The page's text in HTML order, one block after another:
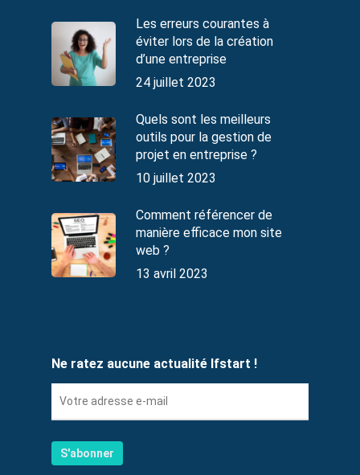
Les erreurs courantes à
éviter lors de la création
d’une entreprise
24 juillet 2023
Quels sont les meilleurs
outils pour la gestion de
projet en entreprise ?
10 juillet 2023
Comment référencer de
manière efficace mon site
web ?
13 avril 2023
Ne ratez aucune actualité Ifstart !